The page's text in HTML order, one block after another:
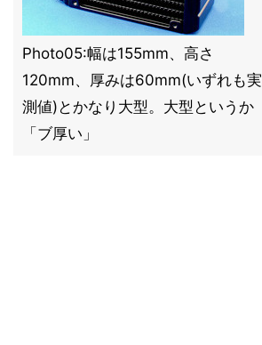
Photo05:幅は155mm、高さ
120mm、厚みは60mm(いずれも実
測値)とかなり大型。大型というか
「ブ厚い」